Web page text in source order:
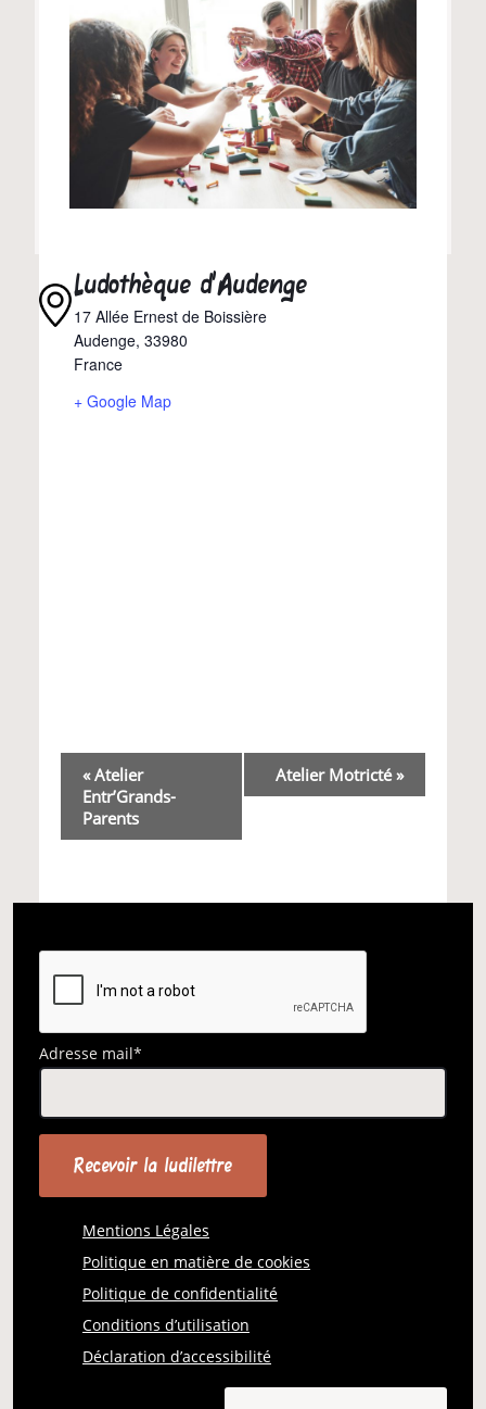
Ludothèque d’Audenge
17 Allée Ernest de Boissière
Audenge, 33980
France
+ Google Map
Navigation
Évènement
«Atelier
Entr’Grands-
Parents
Atelier Motricté»
Adresse mail*
Mentions Légales
Politique en matière de cookies
Politique de confidentialité
Conditions d’utilisation
Déclaration d’accessibilité